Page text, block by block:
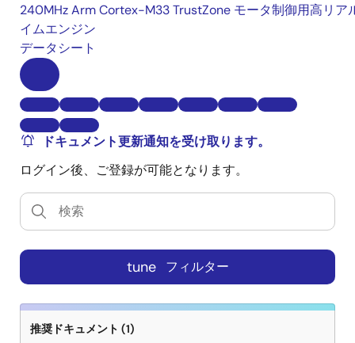
240MHz Arm Cortex-M33 TrustZone モータ制御用高リア
イムエンジン
データシート
ドキュメント更新通知を受け取ります。
ログイン後、ご登録が可能となります。
tune フィルター
推奨ドキュメント (1)